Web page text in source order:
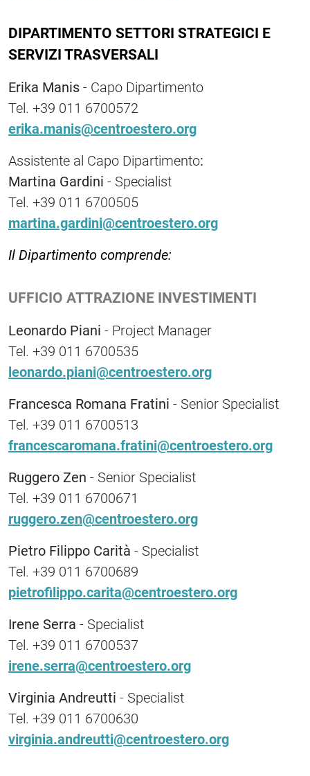
DIPARTIMENTO SETTORI STRATEGICI E
SERVIZI TRASVERSALI
Erika Manis - Capo Dipartimento
Tel. +39 011 6700572
erika.manis@centroestero.org
Assistente al Capo Dipartimento:
Martina Gardini - Specialist
Tel. +39 011 6700505
martina.gardini@centroestero.org
Il Dipartimento comprende:
UFFICIO ATTRAZIONE INVESTIMENTI
Leonardo Piani - Project Manager
Tel. +39 011 6700535
leonardo.piani@centroestero.org
Francesca Romana Fratini - Senior Specialist
Tel. +39 011 6700513
francescaromana.fratini@centroestero.org
Ruggero Zen - Senior Specialist
Tel. +39 011 6700671
ruggero.zen@centroestero.org
Pietro Filippo Carità - Specialist
Tel. +39 011 6700689
pietrofilippo.carita@centroestero.org
Irene Serra - Specialist
Tel. +39 011 6700537
irene.serra@centroestero.org
Virginia Andreutti - Specialist
Tel. +39 011 6700630
virginia.andreutti@centroestero.org